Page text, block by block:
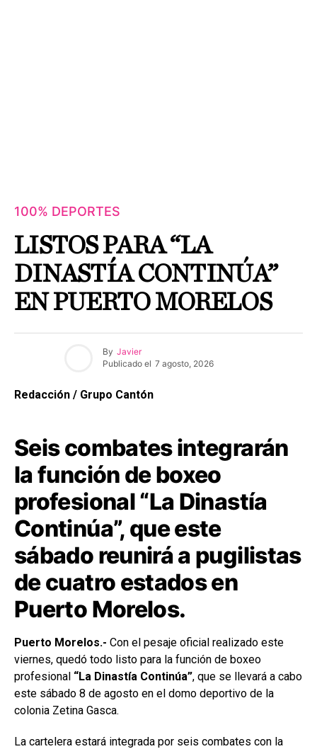
100% DEPORTES
LISTOS PARA “LA
DINASTÍA CONTINÚA”
EN PUERTO MORELOS
By Javier
Publicado el 7 agosto, 2026
Redacción / Grupo Cantón
Seis combates integrarán
la función de boxeo
profesional “La Dinastía
Continúa”, que este
sábado reunirá a pugilistas
de cuatro estados en
Puerto Morelos.
Puerto Morelos.- Con el pesaje oficial realizado este
viernes, quedó todo listo para la función de boxeo
profesional “La Dinastía Continúa”, que se llevará a cabo
este sábado 8 de agosto en el domo deportivo de la
colonia Zetina Gasca.
La cartelera estará integrada por seis combates con la